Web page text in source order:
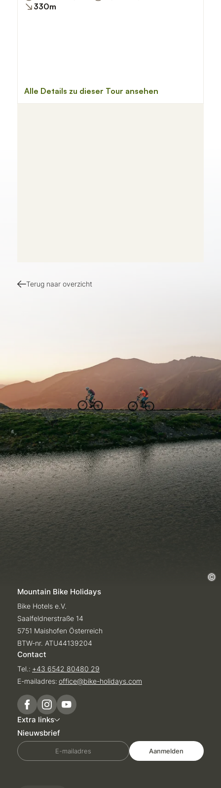
Terug naar overzicht
Mountain Bike Holidays
Bike Hotels e.V.
Saalfeldnerstraße 14
5751 Maishofen Österreich
BTW-nr. ATU44139204
Contact
Tel.: +43 6542 80480 29
E-mailadres: office@bike-holidays.com
Extra links
Nieuwsbrief
E-mailadres Aanmelden